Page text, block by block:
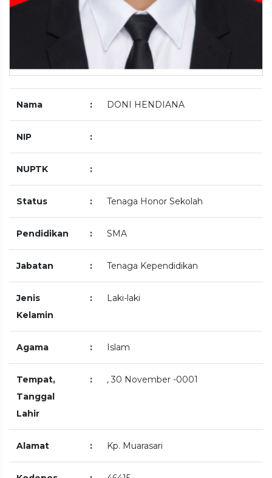
Nama : DONI HENDIANA
NIP :
NUPTK :
Status : Tenaga Honor Sekolah
Pendidikan : SMA
Jabatan : Tenaga Kependidikan
Jenis
Kelamin
: Laki-laki
Agama : Islam
Tempat,
Tanggal
Lahir
: , 30 November -0001
Alamat : Kp. Muarasari